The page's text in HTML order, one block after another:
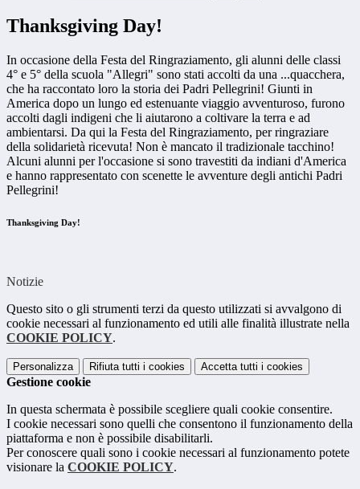
Thanksgiving Day!
In occasione della Festa del Ringraziamento, gli alunni delle classi
4° e 5° della scuola "Allegri" sono stati accolti da una ...quacchera,
che ha raccontato loro la storia dei Padri Pellegrini! Giunti in
America dopo un lungo ed estenuante viaggio avventuroso, furono
accolti dagli indigeni che li aiutarono a coltivare la terra e ad
ambientarsi. Da qui la Festa del Ringraziamento, per ringraziare
della solidarietà ricevuta! Non è mancato il tradizionale tacchino!
Alcuni alunni per l'occasione si sono travestiti da indiani d'America
e hanno rappresentato con scenette le avventure degli antichi Padri
Pellegrini!
Thanksgiving Day!
Notizie
Questo sito o gli strumenti terzi da questo utilizzati si avvalgono di
cookie necessari al funzionamento ed utili alle finalità illustrate nella
COOKIE POLICY.
Personalizza Rifiuta tutti i cookies Accetta tutti i cookies
Gestione cookie
In questa schermata è possibile scegliere quali cookie consentire.
I cookie necessari sono quelli che consentono il funzionamento della
piattaforma e non è possibile disabilitarli.
Per conoscere quali sono i cookie necessari al funzionamento potete
visionare la COOKIE POLICY.